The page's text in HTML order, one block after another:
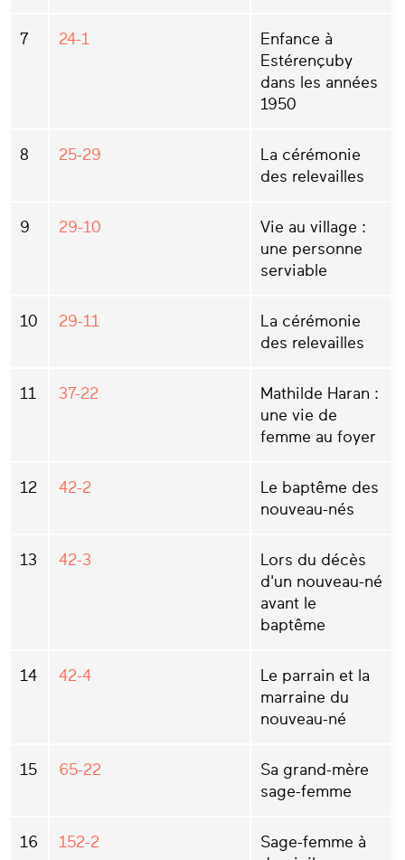
7 24-1
Enfance à
Estérençuby
dans les années
1950
8 25-29
La cérémonie
des relevailles
9 29-10
Vie au village :
une personne
serviable
10 29-11
La cérémonie
des relevailles
11 37-22
Mathilde Haran :
une vie de
femme au foyer
12 42-2
Le baptême des
nouveau-nés
13 42-3
Lors du décès
d'un nouveau-né
avant le
baptême
14 42-4
Le parrain et la
marraine du
nouveau-né
15 65-22
Sa grand-mère
sage-femme
16 152-2
Sage-femme à